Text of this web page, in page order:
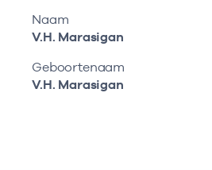
Naam
V.H. Marasigan
Geboortenaam
V.H. Marasigan